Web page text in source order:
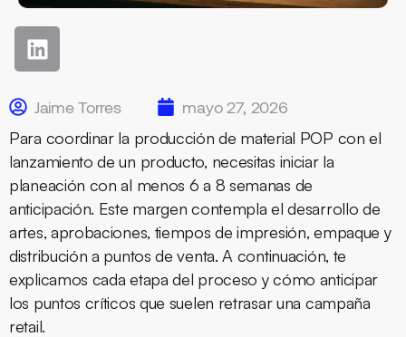
Jaime Torres
mayo 27, 2026
Para coordinar la producción de material POP con el
lanzamiento de un producto, necesitas iniciar la
planeación con al menos 6 a 8 semanas de
anticipación. Este margen contempla el desarrollo de
artes, aprobaciones, tiempos de impresión, empaque y
distribución a puntos de venta. A continuación, te
explicamos cada etapa del proceso y cómo anticipar
los puntos críticos que suelen retrasar una campaña
retail.